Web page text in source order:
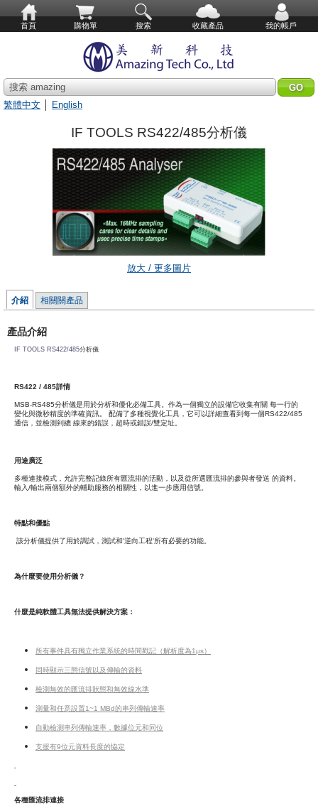
首頁 購物單 搜索 收藏產品 我的帳戶
搜索 amazing
繁體中文
English
IF TOOLS RS422/485分析儀
放大 / 更多圖片
介紹 相關關產品
產品介紹
IF TOOLS RS422/485分析儀
RS422 / 485詳情
MSB-RS485分析儀是用於分析和優化必備工具。作為一個獨立的設備它收集有關 每一行的
變化與微秒精度的準確資訊。 配備了多種視覺化工具，它可以詳細查看到每一個RS422/485
通信，並檢測到總 線來的錯誤，超時或錯誤/雙定址。
用途廣泛
多種連接模式，允許完整記錄所有匯流排的活動，以及從所選匯流排的參與者發送 的資料。
輸入/輸出兩個額外的輔助服務的相關性，以進一步應用信號。
特點和優點
該分析儀提供了用於調試，測試和'逆向工程'所有必要的功能。
為什麼要使用分析儀？
什麼是純軟體工具無法提供解決方案：
所有事件具有獨立作業系統的時間戳記（解析度為1μs）
同時顯示三態信號以及傳輸的資料
檢測無效的匯流排狀態和無效線水準
測量和任意設置1~1 MBd的串列傳輸速率
自動檢測串列傳輸速率，數據位元和同位
支援有9位元資料長度的協定
各種匯流排連接